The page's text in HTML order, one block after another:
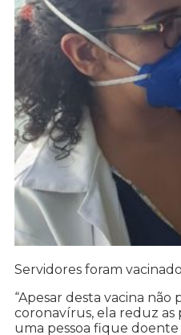
Servidores foram
“Apesar desta vacina
coronavírus, ela reduz as
uma pessoa fique